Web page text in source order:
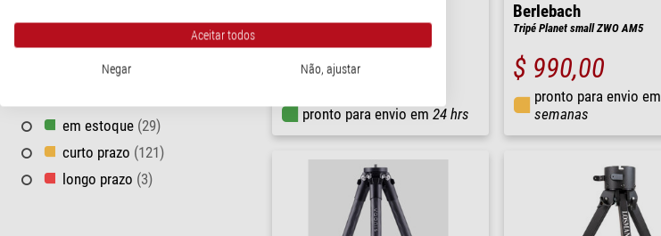
(28)
em estoque (29)
curto prazo (121)
longo prazo (3)
$ 1.840,00
pronto para envio em 24 hrs
Berlebach
Tripé Planet small ZWO AM5
$ 990,00
pronto para envio em
semanas
Aceitar todos
Negar Não, ajustar